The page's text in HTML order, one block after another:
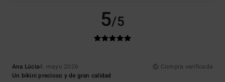
5/5
Ana Lúcia4. mayo 2026
Compra verificada
Un bikini precioso y de gran calidad